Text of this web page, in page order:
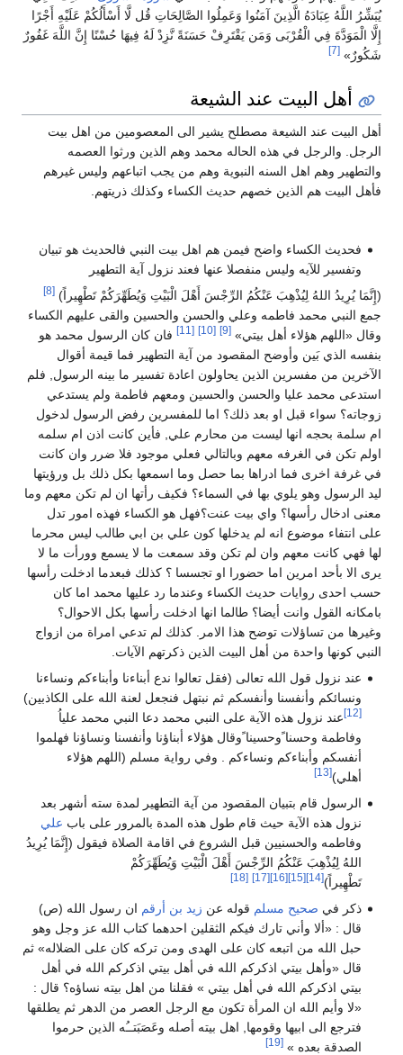
يُبَشِّرُ اللَّهُ عِبَادَهُ الَّذِينَ آمَنُوا وَعَمِلُوا الصَّالِحَاتِ قُل لَّا أَسْأَلُكُمْ عَلَيْهِ أَجْرًا
إِلَّا الْمَوَدَّةَ فِي الْقُرْبَى وَمَن يَقْتَرِفْ حَسَنَةً نَّزِدْ لَهُ فِيهَا حُسْنًا إِنَّ اللَّهَ غَفُورٌ
شَكُورٌ» [7]
أهل البيت عند الشيعة
أهل البيت عند الشيعة مصطلح يشير الى المعصومين من اهل بيت
الرجل. والرجل في هذه الحاله محمد وهم الذين ورثوا العصمه
والتطهير وهم اهل السنه النبوية وهم من يجب اتباعهم وليس غيرهم
فأهل البيت هم الذين خصهم حديث الكساء وكذلك ذريتهم.
فحديث الكساء واضح فيمن هم اهل بيت النبي فالحديث هو تبيان
وتفسير للآيه وليس منفصلا عنها فعند نزول آية التطهير
(إِنَّمَا يُرِيدُ اللهُ لِيُذْهِبَ عَنْكُمُ الرِّجْسَ أَهْلَ الْبَيْتِ وَيُطَهِّرَكُمْ تَطْهِيراً) [8]
جمع النبي محمد فاطمه وعلي والحسن والحسين والقى عليهم الكساء
وقال «اللهم هؤلاء أهل بيتي» [9]
[10]
[11]
فان كان الرسول محمد هو
بنفسه الذي بَين وأوضح المقصود من آية التطهير فما قيمة أقوال
الآخرين من مفسرين الذين يحاولون اعادة تفسير ما بينه الرسول, فلم
استدعى محمد عليا والحسن والحسين ومعهم فاطمة ولم يستدعي
زوجاته؟ سواء قبل او بعد ذلك؟ اما للمفسرين رفض الرسول لدخول
ام سلمة بحجه انها ليست من محارم علي, فأين كانت اذن ام سلمه
اولم تكن في الغرفه معهم وبالتالي فعلي موجود فلا ضرر وان كانت
في غرفة اخرى فما ادراها بما حصل وما اسمعها بكل ذلك بل ورؤيتها
ليد الرسول وهو يلوي بها في السماء؟ فكيف رأتها ان لم تكن معهم وما
معنى ادخال رأسها؟ واي بيت عنت؟فهل هو الكساء فهذه امور تدل
على انتفاء موضوع انه لم يدخلها كون علي بن ابي طالب ليس محرما
لها فهي كانت معهم وان لم تكن وقد سمعت ما لا يسمع وورأت ما لا
يرى الا بأحد امرين اما حضورا او تجسسا ؟ كذلك فبعدما ادخلت رأسها
حسب احدى روايات حديث الكساء وعندما رد عليها محمد اما كان
بامكانه القول وانت أيضا؟ طالما انها ادخلت رأسها بكل الاحوال؟
وغيرها من تساؤلات توضح هذا الامر. كذلك لم تدعي امراة من ازواج
النبي كونها واحدة من أهل البيت الذين ذكرتهم الآيات.
عند نزول قول الله تعالى (فقل تعالوا ندع أبناءنا وأبناءكم ونساءنا
ونسائكم وأنفسنا وأنفسكم ثم نبتهل فنجعل لعنة الله على الكاذبين)
[12]
عند نزول هذه الآية على النبي محمد دعا النبي محمد علياُ
وفاطمة وحسنا ًوحسينا ًوقال هؤلاء أبناؤنا وأنفسنا ونساؤنا فهلموا
أنفسكم وأبناءكم ونساءكم . وفي رواية مسلم (اللهم هؤلاء
أهلي)[13]
الرسول قام بتبيان المقصود من آية التطهير لمدة سته أشهر بعد
نزول هذه الآية حيث قام طول هذه المدة بالمرور على باب علي
وفاطمه والحسنيين قبل الشروع في اقامة الصلاة فيقول (إِنَّمَا يُرِيدُ
اللهُ لِيُذْهِبَ عَنْكُمُ الرِّجْسَ أَهْلَ الْبَيْتِ وَيُطَهِّرَكُمْ
تَطْهِيراً)[14]
[15]
[16]
[17]
[18]
ذكر في صحيح مسلم قوله عن زيد بن أرقم ان رسول الله (ص)
قال : «ألا وأني تارك فيكم الثقلين احدهما كتاب الله عز وجل وهو
حبل الله من اتبعه كان على الهدى ومن تركه كان على الضلاله» ثم
قال «وأهل بيتي اذكركم الله في أهل بيتي اذكركم الله في أهل
بيتي اذكركم الله في أهل بيتي » فقلنا من اهل بيته نساؤه؟ قال :
«لا وأيم الله ان المرأة تكون مع الرجل العصر من الدهر ثم يطلقها
فترجع الى ابيها وقومها, اهل بيته أصله وعَصَبَتــُه الذين حرموا
الصدقة بعده »[19]